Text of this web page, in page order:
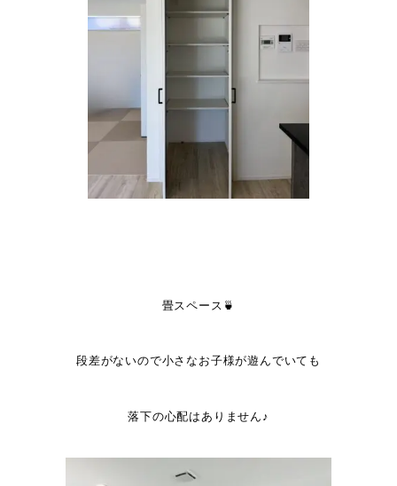
畳スペース🍵
段差がないので小さなお子様が遊んでいても
落下の心配はありません♪